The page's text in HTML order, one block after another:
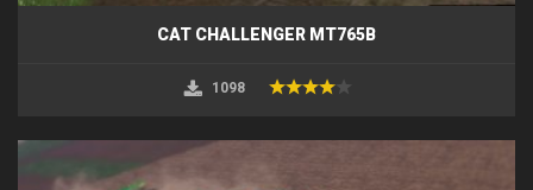
CAT CHALLENGER MT765B
1098